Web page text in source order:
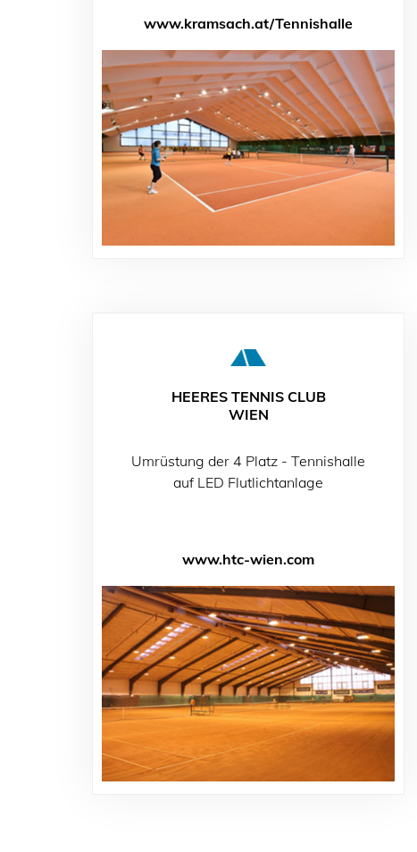
www.kramsach.at/Tennishalle
HEERES TENNIS CLUB
WIEN
Umrüstung der 4 Platz - Tennishalle
auf LED Flutlichtanlage
www.htc-wien.com